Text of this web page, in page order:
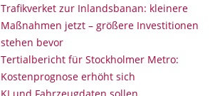
Trafikverket zur Inlandsbanan: kleinere
Maßnahmen jetzt – größere Investitionen
stehen bevor
Tertialbericht für Stockholmer Metro:
Kostenprognose erhöht sich